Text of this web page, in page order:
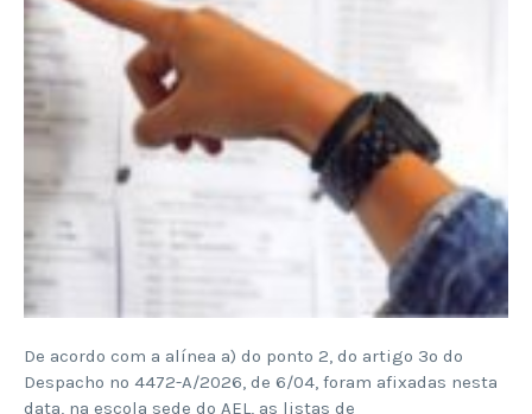
De acordo com a alínea a) do ponto 2, do artigo 3º do
Despacho nº 4472-A/2026, de 6/04, foram afixadas nesta
data, na escola sede do AEL, as listas de